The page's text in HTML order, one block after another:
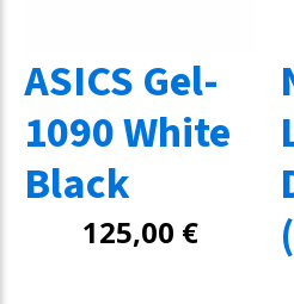
ASICS Gel-
1090 White
Black
125,00 €